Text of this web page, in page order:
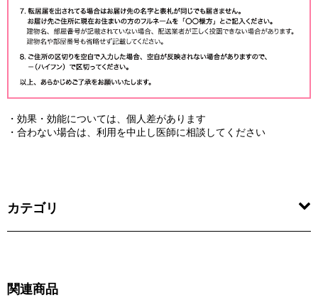
・効果・効能については、個人差があります
・合わない場合は、利用を中止し医師に相談してください
カテゴリ
関連商品